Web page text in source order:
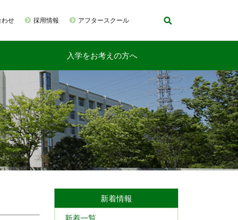
わせ 採用情報 アフタースクール
入学をお考えの方へ
新着情報
新着一覧